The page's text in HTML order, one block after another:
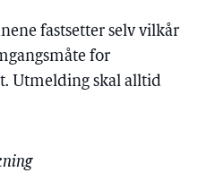
fastsetter selv vilkår
for
Utmelding skal alltid